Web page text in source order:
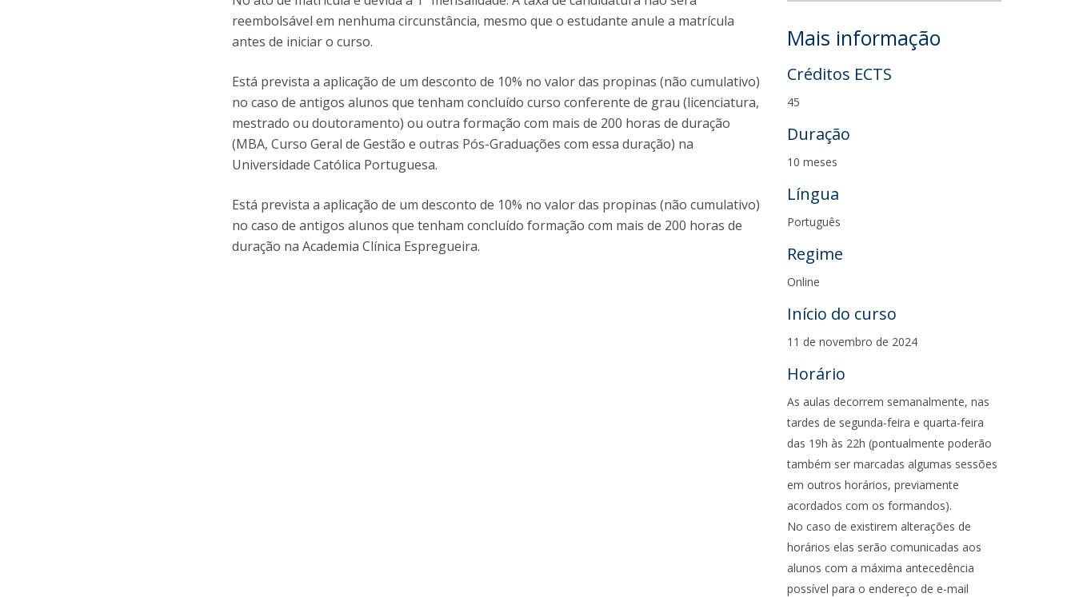
reembolsável em nenhuma circunstância, mesmo que o estudante anule a matrícula
antes de iniciar o curso.
Está prevista a aplicação de um desconto de 10% no valor das propinas (não cumulativo)
no caso de antigos alunos que tenham concluído curso conferente de grau (licenciatura,
mestrado ou doutoramento) ou outra formação com mais de 200 horas de duração
(MBA, Curso Geral de Gestão e outras Pós-Graduações com essa duração) na
Universidade Católica Portuguesa.
Está prevista a aplicação de um desconto de 10% no valor das propinas (não cumulativo)
no caso de antigos alunos que tenham concluído formação com mais de 200 horas de
duração na Academia Clínica Espregueira.
Mais informação
Créditos ECTS
45
Duração
10 meses
Língua
Português
Regime
Online
Início do curso
11 de novembro de 2024
Horário
As aulas decorrem semanalmente, nas
tardes de segunda-feira e quarta-feira
das 19h às 22h (pontualmente poderão
também ser marcadas algumas sessões
em outros horários, previamente
acordados com os formandos).
No caso de existirem alterações de
horários elas serão comunicadas aos
alunos com a máxima antecedência
possível para o endereço de e-mail